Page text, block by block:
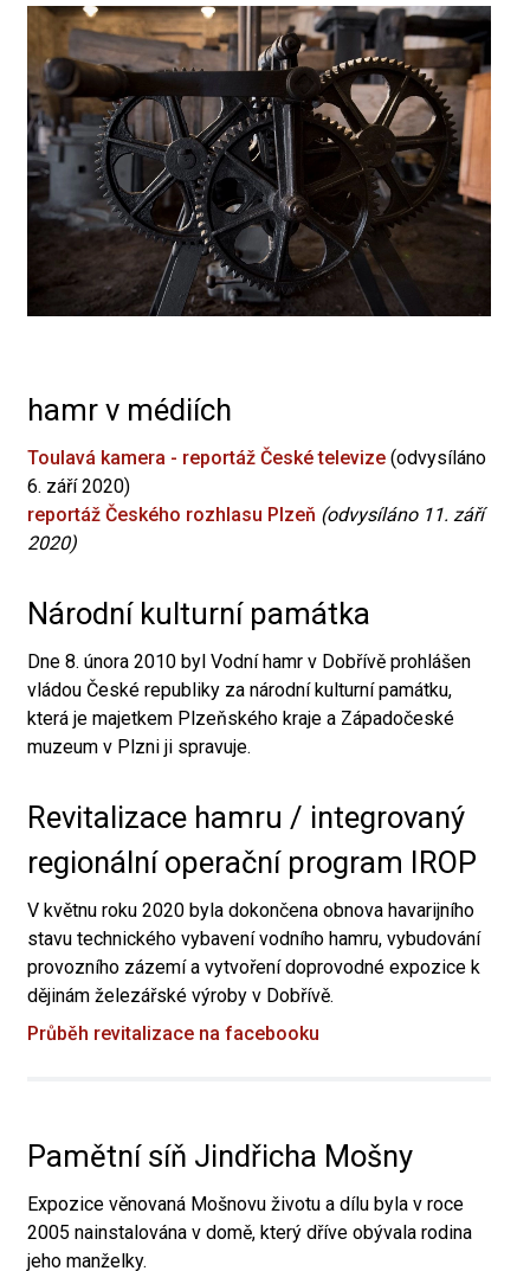
hamr v médiích
Toulavá kamera - reportáž České televize (odvysíláno
6. září 2020)
reportáž Českého rozhlasu Plzeň (odvysíláno 11. září
2020)
Národní kulturní památka
Dne 8. února 2010 byl Vodní hamr v Dobřívě prohlášen
vládou České republiky za národní kulturní památku,
která je majetkem Plzeňského kraje a Západočeské
muzeum v Plzni ji spravuje.
Revitalizace hamru / integrovaný
regionální operační program IROP
V květnu roku 2020 byla dokončena obnova havarijního
stavu technického vybavení vodního hamru, vybudování
provozního zázemí a vytvoření doprovodné expozice k
dějinám železářské výroby v Dobřívě.
Průběh revitalizace na facebooku
Pamětní síň Jindřicha Mošny
Expozice věnovaná Mošnovu životu a dílu byla v roce
2005 nainstalována v domě, který dříve obývala rodina
jeho manželky.